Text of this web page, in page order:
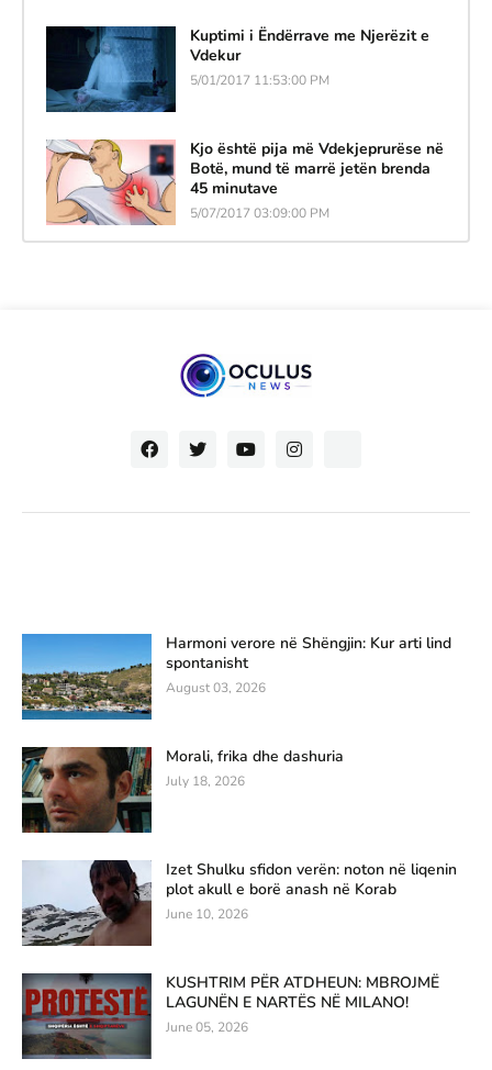
Kuptimi i Ëndërrave me Njerëzit e
Vdekur
5/01/2017 11:53:00 PM
Kjo është pija më Vdekjeprurëse në
Botë, mund të marrë jetën brenda
45 minutave
5/07/2017 03:09:00 PM
Harmoni verore në Shëngjin: Kur arti lind
spontanisht
August 03, 2026
Morali, frika dhe dashuria
July 18, 2026
Izet Shulku sfidon verën: noton në liqenin
plot akull e borë anash në Korab
June 10, 2026
KUSHTRIM PËR ATDHEUN: MBROJMË
LAGUNËN E NARTËS NË MILANO!
June 05, 2026